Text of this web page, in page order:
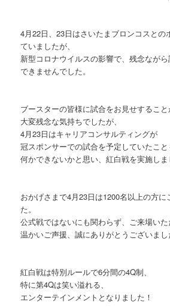
4月22日、23日はさいたまブロンコスとの
ていましたが、
新型コロナウイルスの影響で、残念なが
できませんでした。
ブースターの皆様に試合をお見せすること
大変残念な気持ちでしたが、
4月23日はキャリアコンサルティングが
冠スポンサーでの試合を予定していたこと
何かできないかと思い、紅白戦を実施しま
おかげさまで4月23日は1200名以上の方に
た。
公式戦ではないにも関わらず、ご来場いた
温かいご声援、誠にありがとうございまし
紅白戦は特別ルールで6分間の4Q制、
特に第4Qは笑い溢れる、
エンターテインメントとなりました！